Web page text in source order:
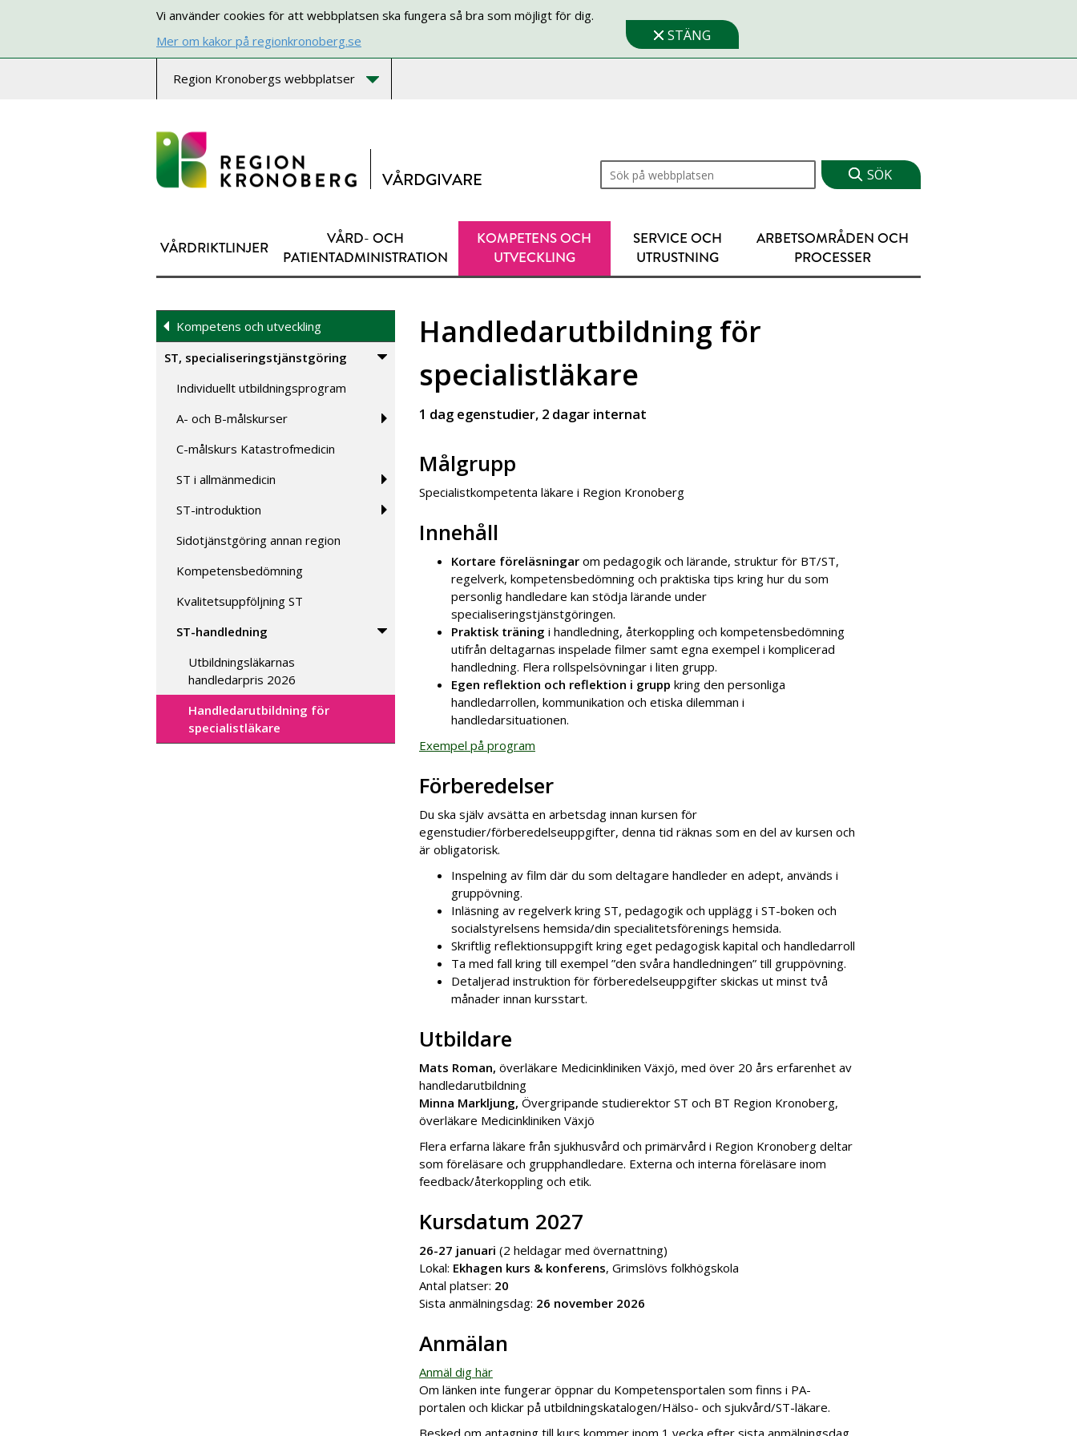
Vi använder cookies för att webbplatsen ska fungera så bra som möjligt för dig.
Mer om kakor på regionkronoberg.se
STÄNG
Region Kronobergs webbplatser
VÅRDGIVARE
Sök på webbplatsen
VÅRDRIKTLINJER
VÅRD- OCH
PATIENTADMINISTRATION
KOMPETENS OCH
UTVECKLING
SERVICE OCH
UTRUSTNING
ARBETSOMRÅDEN OCH
PROCESSER
Kompetens och utveckling
ST, specialiseringstjänstgöring
Individuellt utbildningsprogram
A- och B-målskurser
C-målskurs Katastrofmedicin
ST i allmänmedicin
ST-introduktion
Sidotjänstgöring annan region
Kompetensbedömning
Kvalitetsuppföljning ST
ST-handledning
Utbildningsläkarnas
handledarpris 2026
Handledarutbildning för
specialistläkare
Handledarutbildning för
specialistläkare
1 dag egenstudier, 2 dagar internat
Målgrupp
Specialistkompetenta läkare i Region Kronoberg
Innehåll
Kortare föreläsningar om pedagogik och lärande, struktur för BT/ST,
regelverk, kompetensbedömning och praktiska tips kring hur du som
personlig handledare kan stödja lärande under
specialiseringstjänstgöringen.
Praktisk träning i handledning, återkoppling och kompetensbedömning
utifrån deltagarnas inspelade filmer samt egna exempel i komplicerad
handledning. Flera rollspelsövningar i liten grupp.
Egen reflektion och reflektion i grupp kring den personliga
handledarrollen, kommunikation och etiska dilemman i
handledarsituationen.
Exempel på program
Förberedelser
Du ska själv avsätta en arbetsdag innan kursen för
egenstudier/förberedelseuppgifter, denna tid räknas som en del av kursen och
är obligatorisk.
Inspelning av film där du som deltagare handleder en adept, används i
gruppövning.
Inläsning av regelverk kring ST, pedagogik och upplägg i ST-boken och
socialstyrelsens hemsida/din specialitetsförenings hemsida.
Skriftlig reflektionsuppgift kring eget pedagogisk kapital och handledarroll
Ta med fall kring till exempel ”den svåra handledningen” till gruppövning.
Detaljerad instruktion för förberedelseuppgifter skickas ut minst två
månader innan kursstart.
Utbildare
Mats Roman, överläkare Medicinkliniken Växjö, med över 20 års erfarenhet av
handledarutbildning
Minna Markljung, Övergripande studierektor ST och BT Region Kronoberg,
överläkare Medicinkliniken Växjö
Flera erfarna läkare från sjukhusvård och primärvård i Region Kronoberg deltar
som föreläsare och grupphandledare. Externa och interna föreläsare inom
feedback/återkoppling och etik.
Kursdatum 2027
26-27 januari (2 heldagar med övernattning)
Lokal: Ekhagen kurs & konferens, Grimslövs folkhögskola
Antal platser: 20
Sista anmälningsdag: 26 november 2026
Anmälan
Anmäl dig här
Om länken inte fungerar öppnar du Kompetensportalen som finns i PA-
portalen och klickar på utbildningskatalogen/Hälso- och sjukvård/ST-läkare.
Besked om antagning till kurs kommer inom 1 vecka efter sista anmälningsdag.